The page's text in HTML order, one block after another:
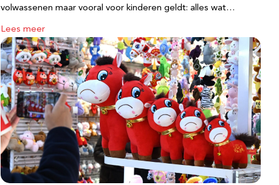
volwassenen maar vooral voor kinderen geldt: alles wat…
Lees meer